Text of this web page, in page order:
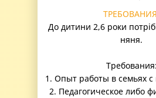
До дитини 2,6 роки
няня.
Требования:
1. Опыт работы в семьях
2. Педагогическое либо